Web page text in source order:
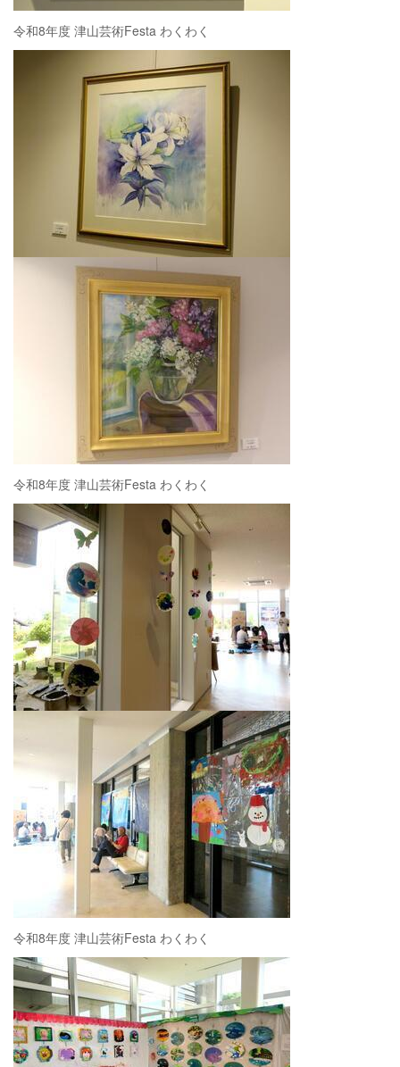
令和8年度 津山芸術Festa わくわく
令和8年度 津山芸術Festa わくわく
令和8年度 津山芸術Festa わくわく